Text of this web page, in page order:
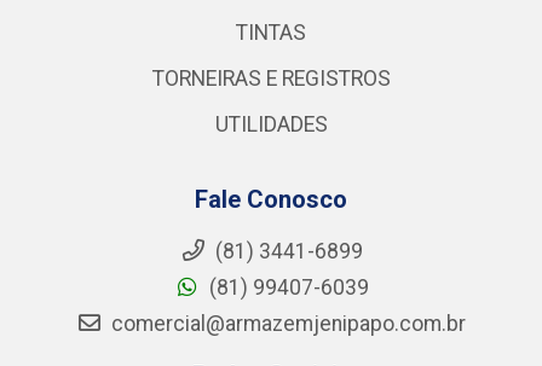
TINTAS
TORNEIRAS E REGISTROS
UTILIDADES
Fale Conosco
(81) 3441-6899
(81) 99407-6039
comercial@armazemjenipapo.com.br